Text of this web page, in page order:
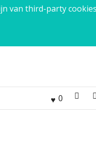
van third-party
0